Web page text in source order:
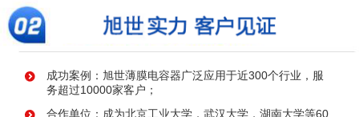
成功案例：旭世薄膜电容器广泛应用于近300个行业，服
务超过10000家客户；
合作单位：成为北京工业大学，武汉大学，湖南大学等60